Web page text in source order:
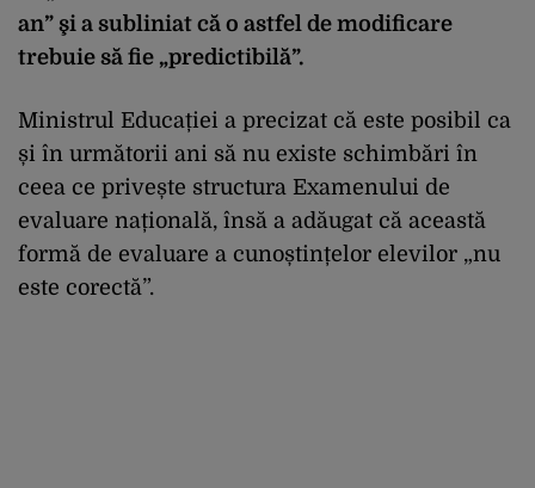
an” şi a subliniat că o astfel de modificare
trebuie să fie „predictibilă”.
Ministrul Educației a precizat că este posibil ca
și în următorii ani să nu existe schimbări în
ceea ce privește structura Examenului de
evaluare națională, însă a adăugat că această
formă de evaluare a cunoștințelor elevilor „nu
este corectă”.